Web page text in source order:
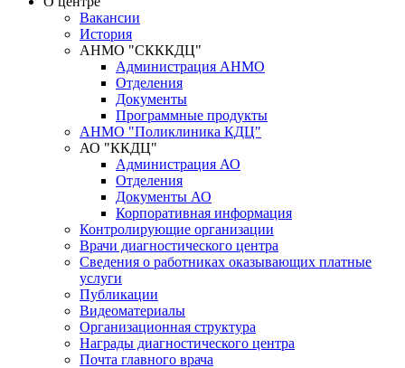
Вакансии
История
АНМО "СКККДЦ"
Администрация АНМО
Отделения
Документы
Программные продукты
АНМО "Поликлиника КДЦ"
АО "ККДЦ"
Администрация АО
Отделения
Документы АО
Корпоративная информация
Контролирующие организации
Врачи диагностического центра
Сведения о работниках оказывающих платные
услуги
Публикации
Видеоматериалы
Организационная структура
Награды диагностического центра
Почта главного врача